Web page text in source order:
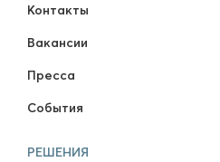
Контакты
Вакансии
Пресса
События
РЕШЕНИЯ